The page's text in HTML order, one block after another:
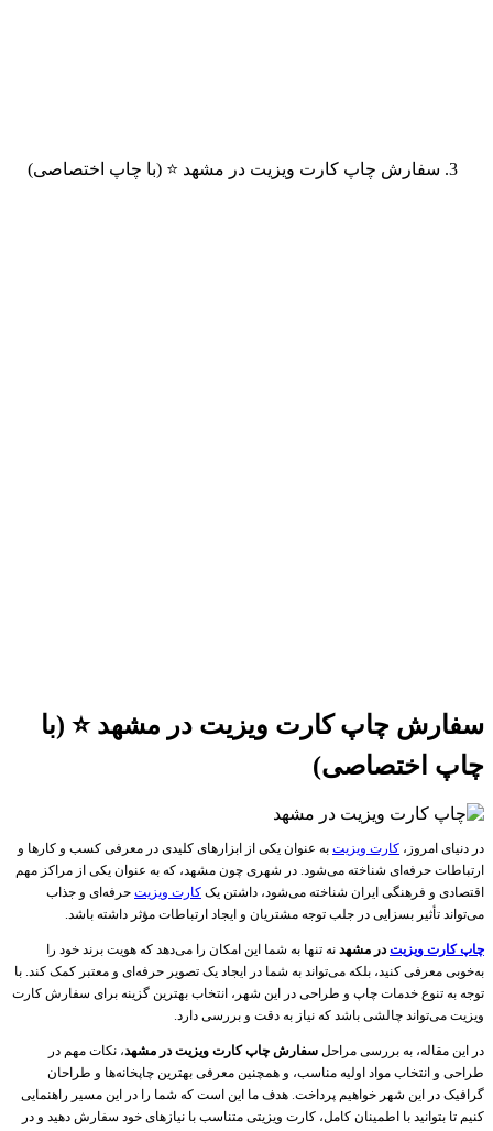
سفارش چاپ کارت ویزیت در مشهد ⭐️ (با چاپ اختصاصی)
سفارش چاپ کارت ویزیت در مشهد ⭐️ (با
چاپ اختصاصی)
در دنیای امروز، کارت ویزیت به عنوان یکی از ابزارهای کلیدی در معرفی کسب و کارها و
ارتباطات حرفه‌ای شناخته می‌شود. در شهری چون مشهد، که به عنوان یکی از مراکز مهم
اقتصادی و فرهنگی ایران شناخته می‌شود، داشتن یک کارت ویزیت حرفه‌ای و جذاب
می‌تواند تأثیر بسزایی در جلب توجه مشتریان و ایجاد ارتباطات مؤثر داشته باشد.
چاپ کارت ویزیتدر مشهد نه تنها به شما این امکان را می‌دهد که هویت برند خود را
به‌خوبی معرفی کنید، بلکه می‌تواند به شما در ایجاد یک تصویر حرفه‌ای و معتبر کمک کند. با
توجه به تنوع خدمات چاپ و طراحی در این شهر، انتخاب بهترین گزینه برای سفارش کارت
ویزیت می‌تواند چالشی باشد که نیاز به دقت و بررسی دارد.
در این مقاله، به بررسی مراحل سفارش چاپ کارت ویزیت در مشهد، نکات مهم در
طراحی و انتخاب مواد اولیه مناسب، و همچنین معرفی بهترین چاپخانه‌ها و طراحان
گرافیک در این شهر خواهیم پرداخت. هدف ما این است که شما را در این مسیر راهنمایی
کنیم تا بتوانید با اطمینان کامل، کارت ویزیتی متناسب با نیازهای خود سفارش دهید و در